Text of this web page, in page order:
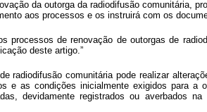
da outorga da radiodifusão comunitária,
aos processos e os instruirá com os
processos de renovação de outorgas de
deste artigo.”
radiodifusão comunitária pode realizar
e as condições inicialmente exigidos para a
devidamente registrados ou averbados